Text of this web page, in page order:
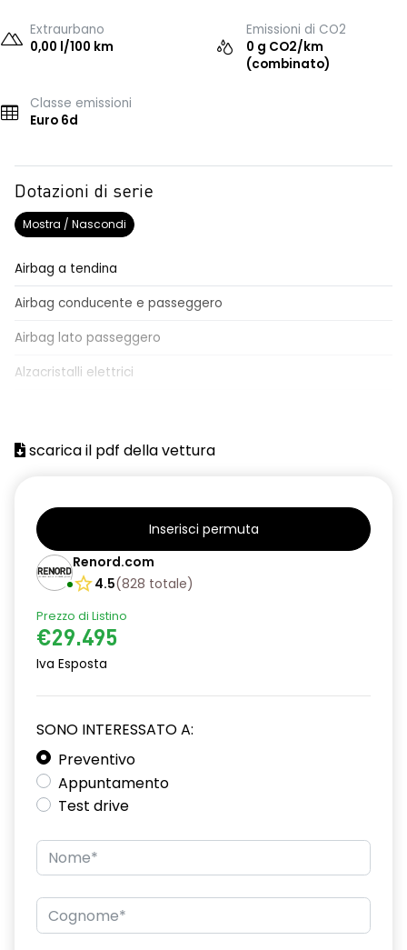
Extraurbano
0,00 l/100 km
Emissioni di CO2
0 g CO2/km
(combinato)
Classe emissioni
Euro 6d
Dotazioni di serie
Mostra / Nascondi
Airbag a tendina
Airbag conducente e passeggero
Airbag lato passeggero
Alzacristalli elettrici
Batteria
Chiusura centralizzata
Climatizzatore
Console centrale multifunzione
Fendinebbia anteriori
Impianto audio con touchscreen
Maniglie esterne in tinta
Pacchetto sicurezza
Riconoscimento segnali stradali
Sedili anteriori regolabili
scarica il pdf della vettura
Inserisci permuta
Renord.com
4.5(828 totale)
Prezzo di Listino
€29.495
Iva Esposta
SONO INTERESSATO A:
Preventivo
Appuntamento
Test drive